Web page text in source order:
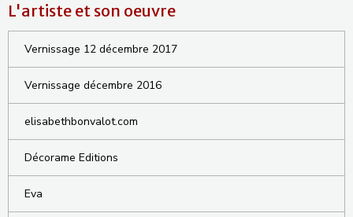
L'artiste et son oeuvre
Vernissage 12 décembre 2017
Vernissage décembre 2016
elisabethbonvalot.com
Décorame Editions
Eva